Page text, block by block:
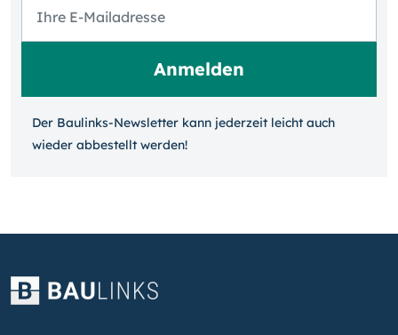
Der Baulinks-Newsletter kann jeder­zeit leicht auch
wieder ab­bestellt werden!